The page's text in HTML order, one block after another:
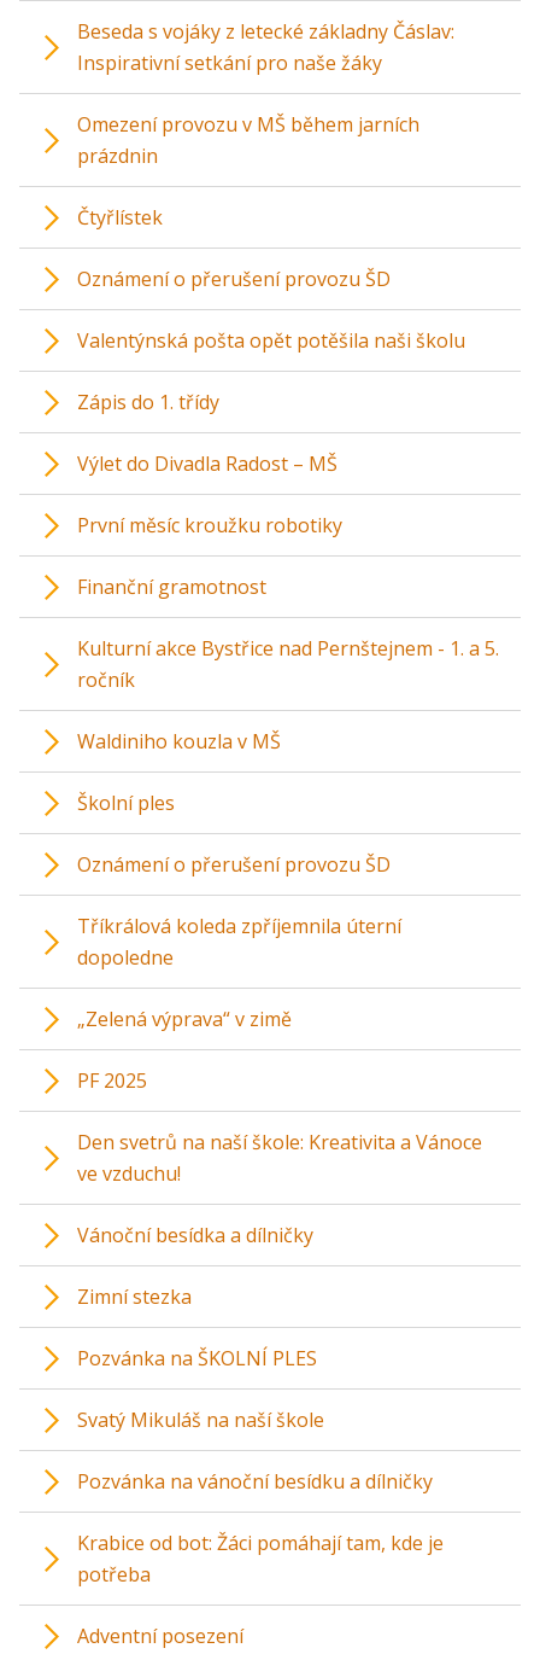
Beseda s vojáky z letecké základny Čáslav:
Inspirativní setkání pro naše žáky
Omezení provozu v MŠ během jarních
prázdnin
Čtyřlístek
Oznámení o přerušení provozu ŠD
Valentýnská pošta opět potěšila naši školu
Zápis do 1. třídy
Výlet do Divadla Radost – MŠ
První měsíc kroužku robotiky
Finanční gramotnost
Kulturní akce Bystřice nad Pernštejnem - 1. a 5.
ročník
Waldiniho kouzla v MŠ
Školní ples
Oznámení o přerušení provozu ŠD
Tříkrálová koleda zpříjemnila úterní
dopoledne
„Zelená výprava“ v zimě
PF 2025
Den svetrů na naší škole: Kreativita a Vánoce
ve vzduchu!
Vánoční besídka a dílničky
Zimní stezka
Pozvánka na ŠKOLNÍ PLES
Svatý Mikuláš na naší škole
Pozvánka na vánoční besídku a dílničky
Krabice od bot: Žáci pomáhají tam, kde je
potřeba
Adventní posezení